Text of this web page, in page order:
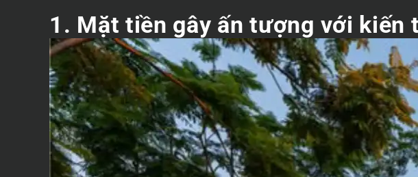
1. Mặt tiền gây ấn tượng với kiến